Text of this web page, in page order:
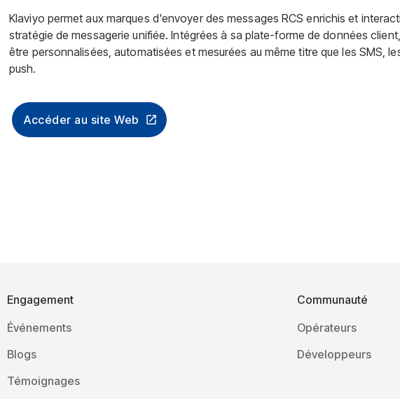
Klaviyo permet aux marques d'envoyer des messages RCS enrichis et
stratégie de messagerie unifiée. Intégrées à sa plate-forme de données
être personnalisées, automatisées et mesurées au même titre que les SMS,
push.
Accéder au site Web
Engagement
Événements
Blogs
Témoignages
Communauté
Opérateurs
Développeurs